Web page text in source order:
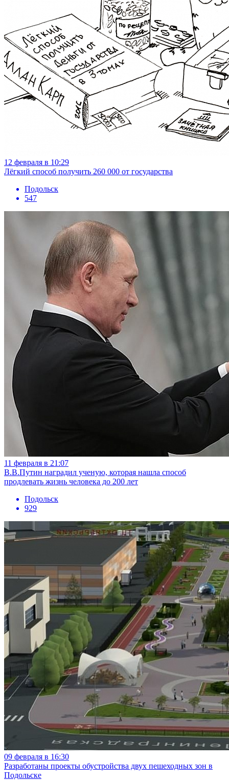
12 февраля в 10:29
Лёгкий способ получить 260 000 от государства
Подольск
547
11 февраля в 21:07
В.В.Путин наградил ученую, которая нашла способ
продлевать жизнь человека до 200 лет
Подольск
929
09 февраля в 16:30
Разработаны проекты обустройства двух пешеходных зон в
Подольске